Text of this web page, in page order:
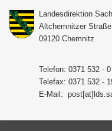
Lan­des­di­rek­ti­on
Alt­chem­nit­zer Stra­ße
09120 Chem­nitz
Te­le­fon: 0371 532 - 0
Te­le­fax: 0371 532 -
E-​Mail: